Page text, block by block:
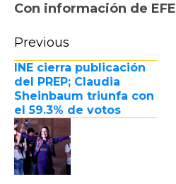
Con información de EFE
Continue
Reading
Previous
INE cierra publicación
del PREP; Claudia
Sheinbaum triunfa con
el 59.3% de votos